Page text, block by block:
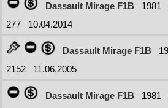
Dassault Mirage F1B 1981
277
10.04.2014
Dassault Mirage F1B
2152
11.06.2005
Dassault Mirage F1B 1981